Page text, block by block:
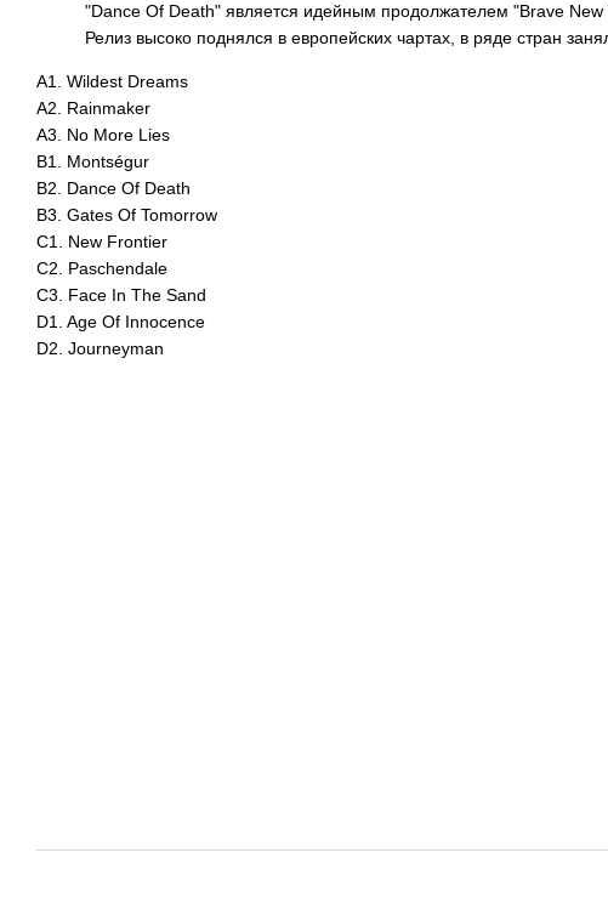
"Dance Of Death" является идейным продолжателем "Brave
Релиз высоко поднялся в европейских чартах, в ряде стран
A1. Wildest Dreams
A2. Rainmaker
A3. No More Lies
B1. Montségur
B2. Dance Of Death
B3. Gates Of Tomorrow
C1. New Frontier
C2. Paschendale
C3. Face In The Sand
D1. Age Of Innocence
D2. Journeyman